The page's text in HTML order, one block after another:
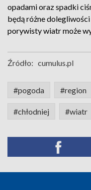
opadami oraz spadki
będą różne
porywisty wiatr może
Źródło: cumulus.pl
#pogoda #region
#chłodniej #wiatr